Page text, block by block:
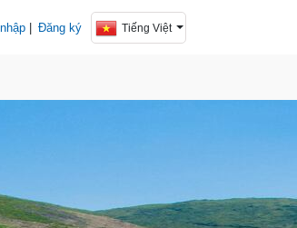
| Đăng ký Tiếng Việt